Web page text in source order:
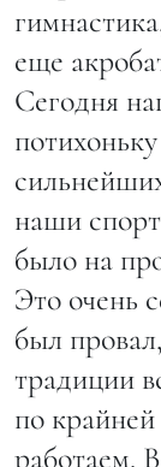
еще
Сегодня
наши
было на
Это очень
был
традиции
по
работаем.